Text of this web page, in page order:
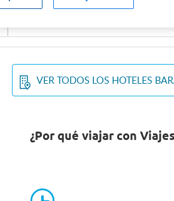
VER TODOS LOS HOTELES
¿Por qué viajar con